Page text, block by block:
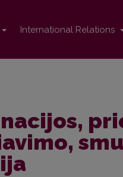
International Relations